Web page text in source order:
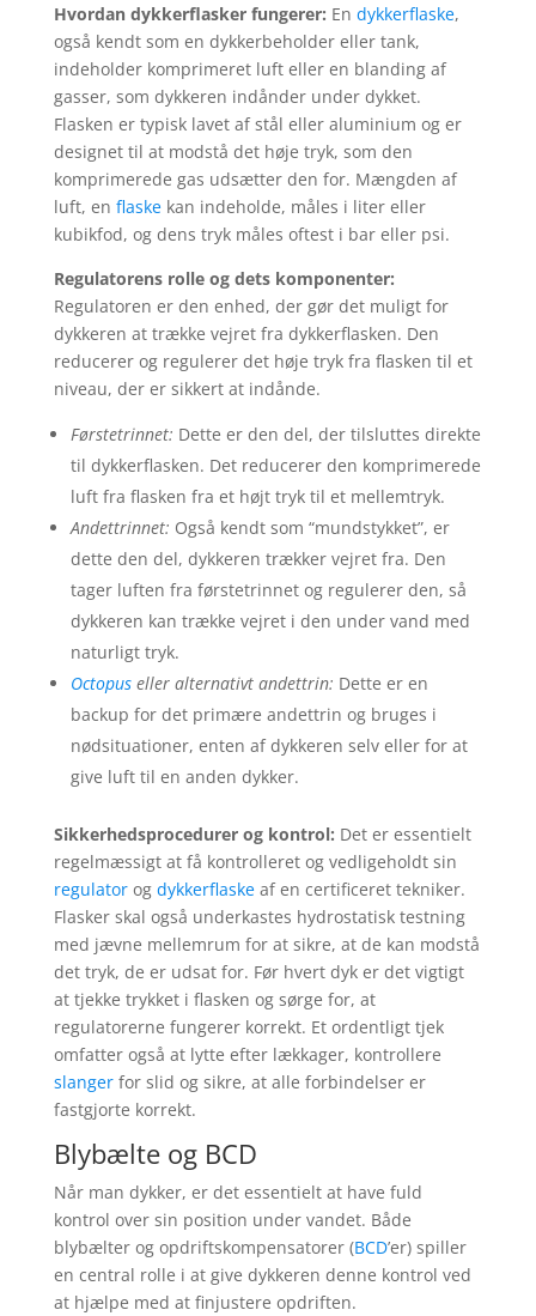
Hvordan dykkerflasker fungerer: En dykkerflaske,
også kendt som en dykkerbeholder eller tank,
indeholder komprimeret luft eller en blanding af
gasser, som dykkeren indånder under dykket.
Flasken er typisk lavet af stål eller aluminium og er
designet til at modstå det høje tryk, som den
komprimerede gas udsætter den for. Mængden af
luft, en flaskekan indeholde, måles i liter eller
kubikfod, og dens tryk måles oftest i bar eller psi.
Regulatorens rolle og dets komponenter:
Regulatoren er den enhed, der gør det muligt for
dykkeren at trække vejret fra dykkerflasken. Den
reducerer og regulerer det høje tryk fra flasken til et
niveau, der er sikkert at indånde.
Førstetrinnet: Dette er den del, der tilsluttes direkte
til dykkerflasken. Det reducerer den komprimerede
luft fra flasken fra et højt tryk til et mellemtryk.
Andettrinnet: Også kendt som “mundstykket”, er
dette den del, dykkeren trækker vejret fra. Den
tager luften fra førstetrinnet og regulerer den, så
dykkeren kan trække vejret i den under vand med
naturligt tryk.
Octopuseller alternativt andettrin: Dette er en
backup for det primære andettrin og bruges i
nødsituationer, enten af dykkeren selv eller for at
give luft til en anden dykker.
Sikkerhedsprocedurer og kontrol: Det er essentielt
regelmæssigt at få kontrolleret og vedligeholdt sin
regulatorog dykkerflaskeaf en certificeret tekniker.
Flasker skal også underkastes hydrostatisk testning
med jævne mellemrum for at sikre, at de kan modstå
det tryk, de er udsat for. Før hvert dyk er det vigtigt
at tjekke trykket i flasken og sørge for, at
regulatorerne fungerer korrekt. Et ordentligt tjek
omfatter også at lytte efter lækkager, kontrollere
slangerfor slid og sikre, at alle forbindelser er
fastgjorte korrekt.
Blybælte og BCD
Når man dykker, er det essentielt at have fuld
kontrol over sin position under vandet. Både
blybælter og opdriftskompensatorer (BCD’er) spiller
en central rolle i at give dykkeren denne kontrol ved
at hjælpe med at finjustere opdriften.